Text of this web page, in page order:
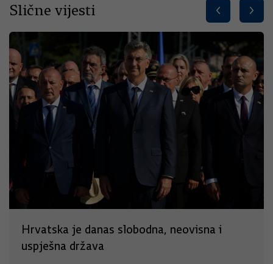
Slične vijesti
Hrvatska je danas slobodna, neovisna i
uspješna država